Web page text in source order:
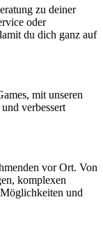
zu deiner
oder
du dich ganz auf
mit unseren
verbessert
vor Ort. Von
komplexen
und